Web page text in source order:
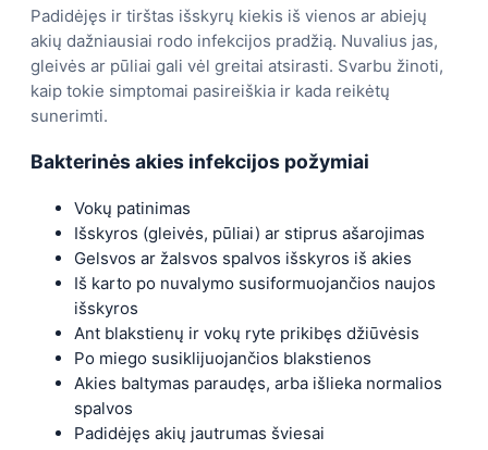
Padidėjęs ir tirštas išskyrų kiekis iš vienos ar abiejų
akių dažniausiai rodo infekcijos pradžią. Nuvalius jas,
gleivės ar pūliai gali vėl greitai atsirasti. Svarbu žinoti,
kaip tokie simptomai pasireiškia ir kada reikėtų
sunerimti.
Bakterinės akies infekcijos požymiai
Vokų patinimas
Išskyros (gleivės, pūliai) ar stiprus ašarojimas
Gelsvos ar žalsvos spalvos išskyros iš akies
Iš karto po nuvalymo susiformuojančios naujos
išskyros
Ant blakstienų ir vokų ryte prikibęs džiūvėsis
Po miego susiklijuojančios blakstienos
Akies baltymas paraudęs, arba išlieka normalios
spalvos
Padidėjęs akių jautrumas šviesai